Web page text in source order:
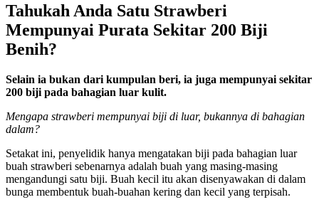
Tahukah Anda Satu Strawberi
Mempunyai Purata Sekitar 200 Biji
Benih?
Selain ia bukan dari kumpulan beri, ia juga mempunyai sekitar
200 biji pada bahagian luar kulit.
Mengapa strawberi mempunyai biji di luar, bukannya di bahagian
dalam?
Setakat ini, penyelidik hanya mengatakan biji pada bahagian luar
buah strawberi sebenarnya adalah buah yang masing-masing
mengandungi satu biji. Buah kecil itu akan disenyawakan di dalam
bunga membentuk buah-buahan kering dan kecil yang terpisah.